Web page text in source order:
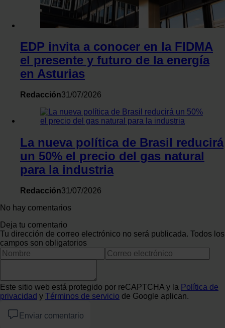
EDP invita a conocer en la FIDMA
el presente y futuro de la energía
en Asturias
Redacción31/07/2026
La nueva política de Brasil reducirá
un 50% el precio del gas natural
para la industria
Redacción31/07/2026
No hay comentarios
Deja tu comentario
Tu dirección de correo electrónico no será publicada. Todos los
campos son obligatorios
Este sitio web está protegido por reCAPTCHA y la Política de
privacidad y Términos de servicio de Google aplican.
Enviar comentario